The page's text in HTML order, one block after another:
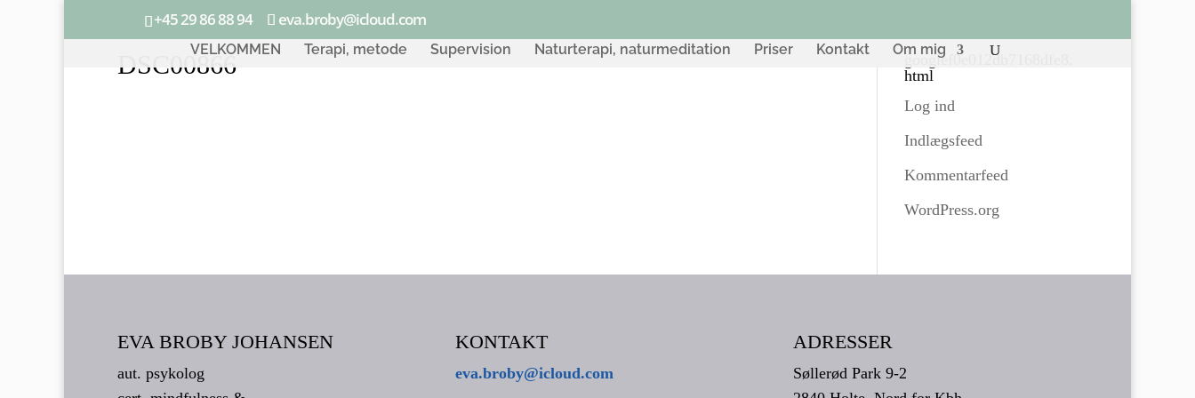
+45 29 86 88 94 eva.broby@icloud.com
VELKOMMEN Terapi, metode Supervision Naturterapi, naturmeditation Priser Kontakt Om mig
DSC00866
googlef0e012db7168dfe8.
html
Log ind
Indlægsfeed
Kommentarfeed
WordPress.org
EVA BROBY JOHANSEN
aut. psykolog
KONTAKT
eva.broby@icloud.com
ADRESSER
Søllerød Park 9-2